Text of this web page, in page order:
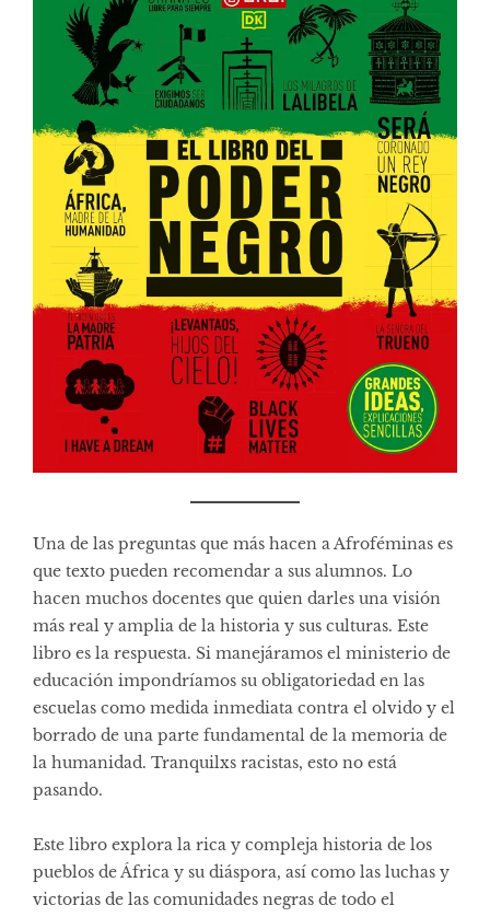
Una de las preguntas que más hacen a Afroféminas es
que texto pueden recomendar a sus alumnos. Lo
hacen muchos docentes que quien darles una visión
más real y amplia de la historia y sus culturas. Este
libro es la respuesta. Si manejáramos el ministerio de
educación impondríamos su obligatoriedad en las
escuelas como medida inmediata contra el olvido y el
borrado de una parte fundamental de la memoria de
la humanidad. Tranquilxs racistas, esto no está
pasando.
Este libro explora la rica y compleja historia de los
pueblos de África y su diáspora, así como las luchas y
victorias de las comunidades negras de todo el